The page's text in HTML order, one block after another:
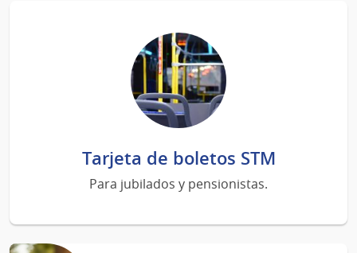
Tarjeta de boletos STM
Para jubilados y pensionistas.